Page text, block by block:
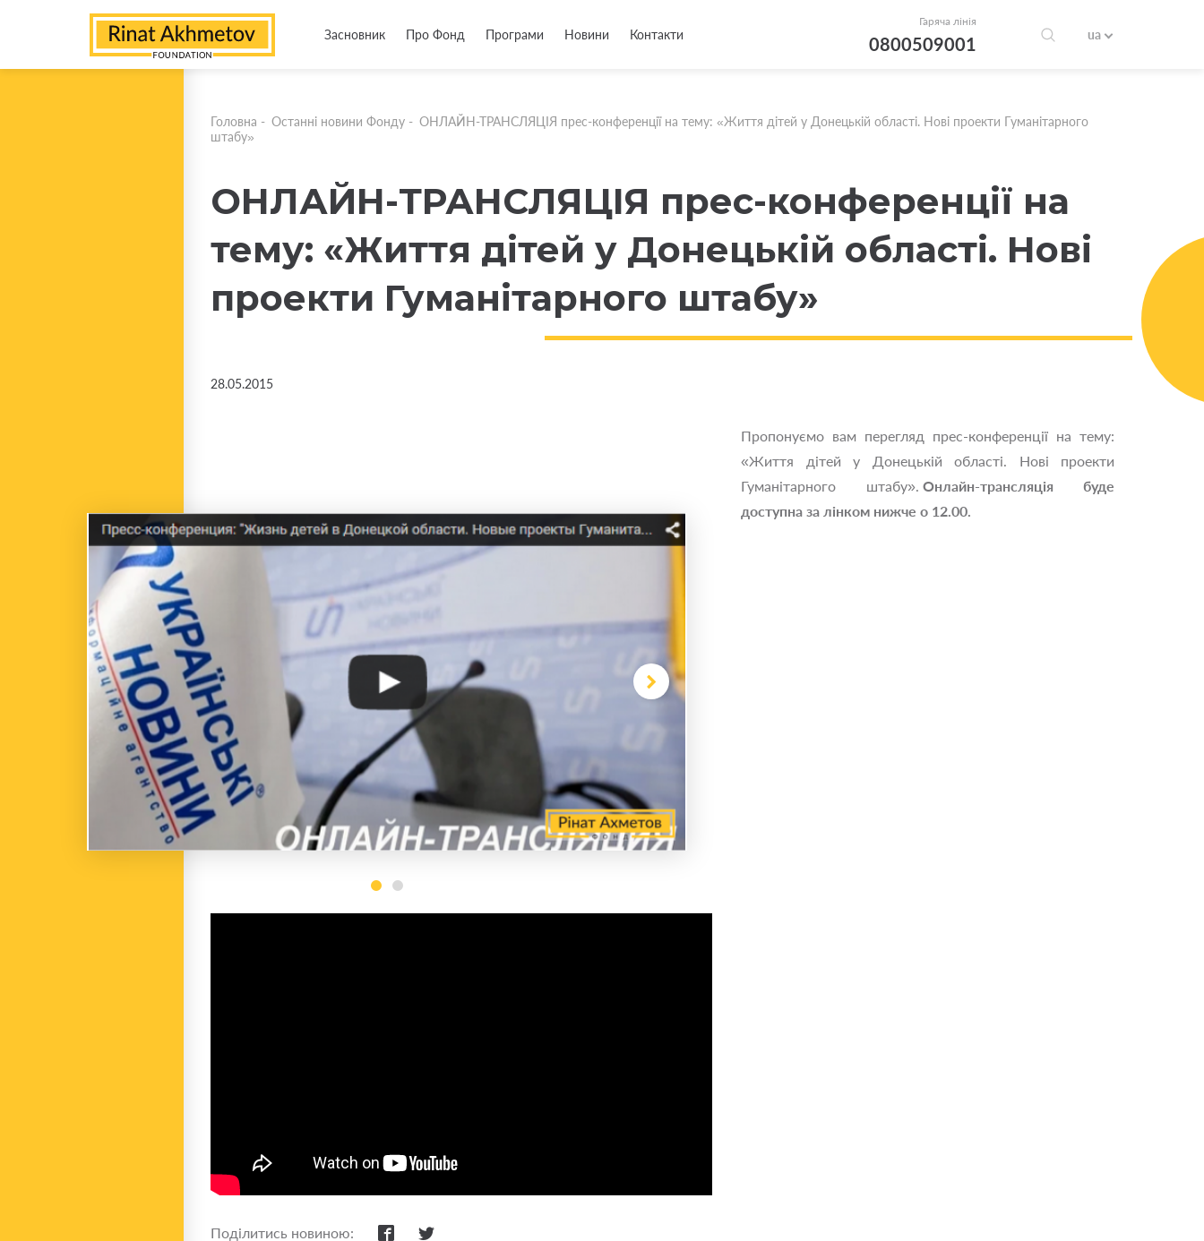
Засновник Про Фонд Програми Новини Контакти
Гаряча лінія
0800509001 ua
Головна - Останні новини Фонду - ОНЛАЙН-ТРАНСЛЯЦІЯ прес-конференції на тему: «Життя дітей у Донецькій області. Нові проекти Гуманітарного
штабу»
ОНЛАЙН-ТРАНСЛЯЦІЯ прес-конференції на
тему: «Життя дітей у Донецькій області. Нові
проекти Гуманітарного штабу»
28.05.2015
Пропонуємо вам перегляд прес-конференції на тему:
«Життя дітей у Донецькій області. Нові проекти
Гуманітарного штабу». Онлайн-трансляція буде
доступна за лінком нижче о 12.00.
Поділитись новиною: